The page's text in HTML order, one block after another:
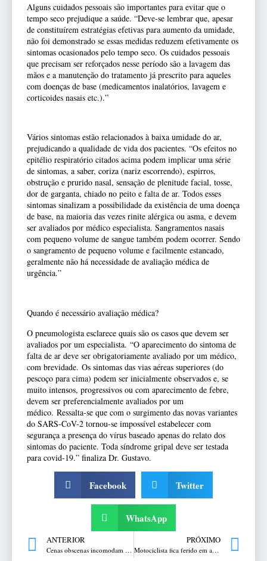
Alguns cuidados pessoais são importantes para evitar que o
tempo seco prejudique a saúde. “Deve-se lembrar que, apesar
de constituírem estratégias efetivas para aumento da umidade,
não foi demonstrado se essas medidas reduzem efetivamente os
sintomas ocasionados pelo tempo seco. Os cuidados pessoais
que precisam ser reforçados nesse período são a lavagem das
mãos e a manutenção do tratamento já prescrito para aqueles
com doenças de base (medicamentos inalatórios, lavagem e
corticoides nasais etc.).”
Vários sintomas estão relacionados à baixa umidade do ar,
prejudicando a qualidade de vida dos pacientes. “Os efeitos no
epitélio respiratório citados acima podem implicar uma série
de sintomas, a saber, coriza (nariz escorrendo), espirros,
obstrução e prurido nasal, sensação de plenitude facial, tosse,
dor de garganta, chiado no peito e falta de ar. Todos esses
sintomas sinalizam a possibilidade da existência de uma doença
de base, na maioria das vezes rinite alérgica ou asma, e devem
ser avaliados por médico especialista. Sangramentos nasais
com pequeno volume de sangue também podem ocorrer. Sendo
o sangramento de pequeno volume e facilmente estancado,
geralmente não há necessidade de avaliação médica de
urgência.”
Quando é necessário avaliação médica?
O pneumologista esclarece quais são os casos que devem ser
avaliados por um especialista. “O aparecimento do sintoma de
falta de ar deve ser obrigatoriamente avaliado por um médico,
com brevidade. Os sintomas das vias aéreas superiores (do
pescoço para cima) podem ser inicialmente observados e, se
muito intensos, progressivos ou com aparecimento de febre,
devem ser preferencialmente avaliados por um
médico. Ressalta-se que com o surgimento das novas variantes
do SARS-CoV-2 tornou-se impossível estabelecer com
segurança a presença do vírus baseado apenas do relato dos
sintomas do paciente. Toda síndrome gripal deve ser testada
para covid-19.” finaliza Dr. Gustavo.
Facebook Twitter
WhatsApp
ANTERIOR
Cenas obscenas incomodam moradores em vias públicas em Marau
PRÓXIMO
Motociclista fica ferido em acidente na esquina da XV de Novembro e General Osório